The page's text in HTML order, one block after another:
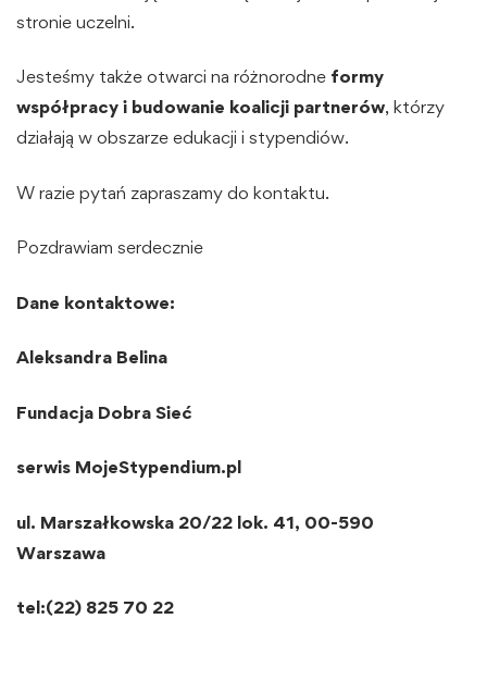
stronie uczelni.
Jesteśmy także otwarci na różnorodne formy
współpracy i budowanie koalicji partnerów, którzy
działają w obszarze edukacji i stypendiów.
W razie pytań zapraszamy do kontaktu.
Pozdrawiam serdecznie
Dane kontaktowe:
Aleksandra Belina
Fundacja Dobra Sieć
serwis MojeStypendium.pl
ul. Marszałkowska 20/22 lok. 41, 00-590
Warszawa
tel:(22) 825 70 22